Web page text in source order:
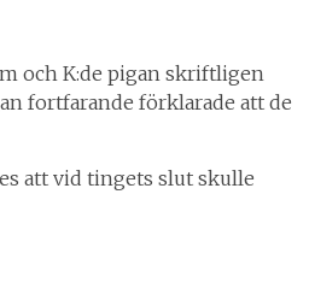
och K:de pigan skriftligen
fortfarande förklarade att de
att vid tingets slut skulle